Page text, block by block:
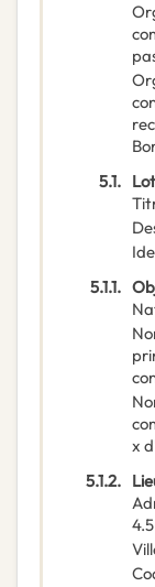
5.1. Lot
5.1.1.
x
5.1.2.
4.5